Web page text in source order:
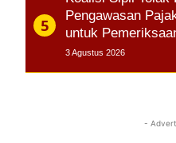
Pengawasan
untuk
3 Agustus 2026
-